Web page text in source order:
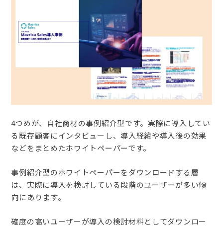
4つめが、自社商材の事例紹介型です。実際に導入してい
る既存顧客にインタビューし、導入経緯や導入後の効果
などをまとめたホワイトペーパーです。
事例紹介型のホワイトペーパーをダウンロードする層
は、実際に導入を検討している段階のユーザーが多い傾
向にあります。
確度の高いユーザーが導入の検討材料としてダウンロー